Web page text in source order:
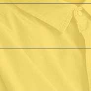
une concertation entre
PMS qui collabore